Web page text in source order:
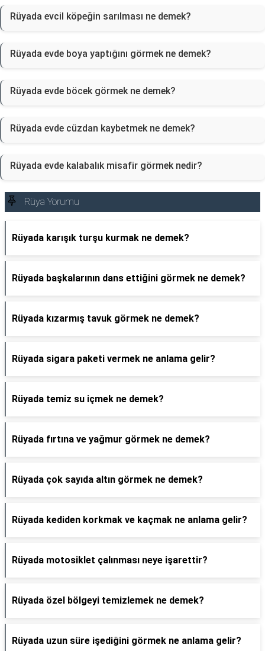
Rüyada evcil köpeğin sarılması ne demek?
Rüyada evde boya yaptığını görmek ne demek?
Rüyada evde böcek görmek ne demek?
Rüyada evde cüzdan kaybetmek ne demek?
Rüyada evde kalabalık misafir görmek nedir?
Rüya Yorumu
Rüyada karışık turşu kurmak ne demek?
Rüyada başkalarının dans ettiğini görmek ne demek?
Rüyada kızarmış tavuk görmek ne demek?
Rüyada sigara paketi vermek ne anlama gelir?
Rüyada temiz su içmek ne demek?
Rüyada fırtına ve yağmur görmek ne demek?
Rüyada çok sayıda altın görmek ne demek?
Rüyada kediden korkmak ve kaçmak ne anlama gelir?
Rüyada motosiklet çalınması neye işarettir?
Rüyada özel bölgeyi temizlemek ne demek?
Rüyada uzun süre işediğini görmek ne anlama gelir?